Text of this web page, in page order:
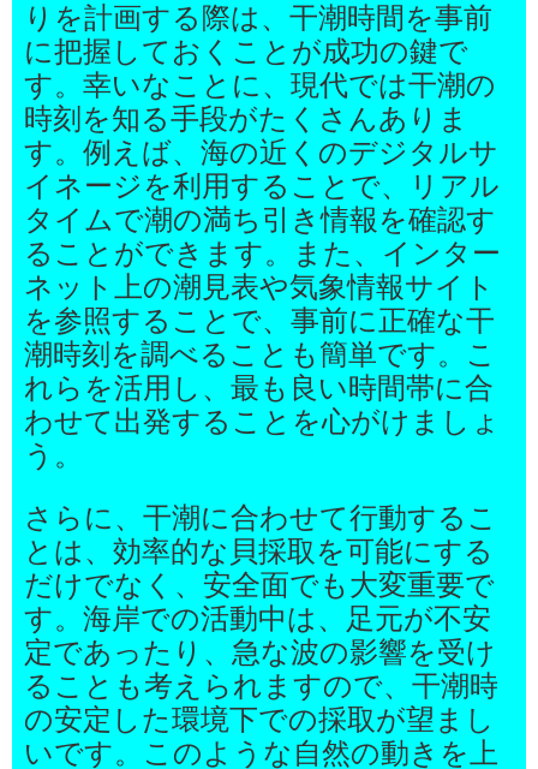
りを計画する際は、干潮時間を事前
に把握しておくことが成功の鍵で
す。幸いなことに、現代では干潮の
時刻を知る手段がたくさんありま
す。例えば、海の近くのデジタルサ
イネージを利用することで、リアル
タイムで潮の満ち引き情報を確認す
ることができます。また、インター
ネット上の潮見表や気象情報サイト
を参照することで、事前に正確な干
潮時刻を調べることも簡単です。こ
れらを活用し、最も良い時間帯に合
わせて出発することを心がけましょ
う。
さらに、干潮に合わせて行動するこ
とは、効率的な貝採取を可能にする
だけでなく、安全面でも大変重要で
す。海岸での活動中は、足元が不安
定であったり、急な波の影響を受け
ることも考えられますので、干潮時
の安定した環境下での採取が望まし
いです。このような自然の動きを上